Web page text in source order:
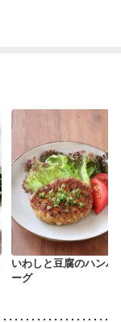
いわしと豆腐のハンバ
ーグ